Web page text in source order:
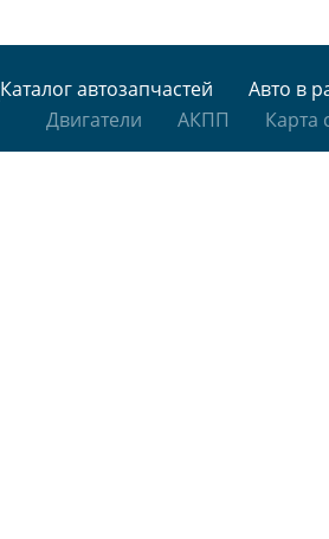
Каталог автозапчастей
Авто в
Двигатели
АКПП Карта